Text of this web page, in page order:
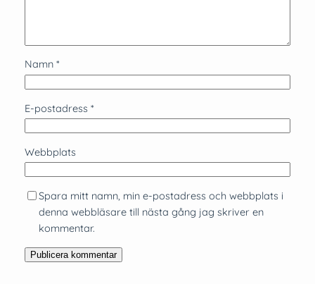
Namn *
E-postadress *
Webbplats
Spara mitt namn, min e-postadress och webbplats i
denna webbläsare till nästa gång jag skriver en
kommentar.